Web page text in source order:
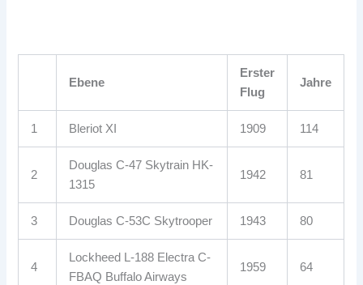
Ebene
Erster
Flug
Jahre
1 Bleriot XI 1909 114
2
Douglas C-47 Skytrain HK-
1315
1942 81
3 Douglas C-53C Skytrooper 1943 80
4
Lockheed L-188 Electra C-
FBAQ Buffalo Airways
1959 64